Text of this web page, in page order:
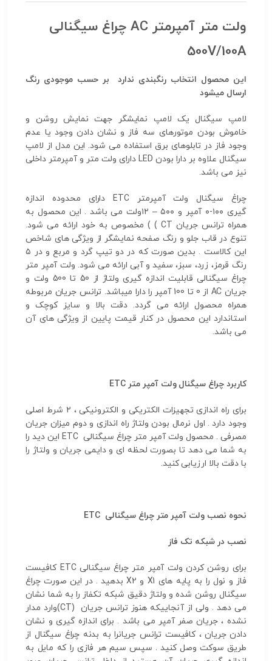
ولت متر آمپرمتر AC چراغ سیگنالی
500V/100A
این محصول انتخاب رنگبندی ندارد بر حسب موجودی رنگ
ارسال میشود
لامپ سیگنال یک لامپ نمایشگر جهت نمایش روشن و
خاموش بودن موتورهای سه فاز و نشان دادن وجود یا عدم
وجود فاز در تابلوهای برق استفاده می شود. این مدل از لامپ
سیگنال علاوه بر دارا بودن LED دارای ولت متر و آمپرمتر داخلی
نیز می باشد.
چراغ سیگنال ولت آمپرمتر ETC دارای محدوده اندازه
گیری ۱۰۰-۰ آمپر و ۵۰۰ – ۱۲ولت می باشد . این محصول به
همراه ترانس جریان CT ) ) مخصوص به خود ارائه می شود.
تنوع در قاب جلو و رنگ صفحه نمایشگر از ویژگی های شاخص
این کالاست . بدین صورت که در دو تیپ گرد و مربع و در ۵
رنگ قرمز، زرد، سبز، سفید و آبی ارائه می شود. ولت آمپر متر
چراغ سیگنالی قابلیت اندازه گیری ولتاژ از 50 تا 500 ولت و
جریان AC از 0 تا 100 آمپر را دارا میباشد. ترانس جریان مربوطه
همراه محصول ارائه می گردد. دقت بالا و سایز کوچک و
استاندارد این محصول در کنار قیمت پایین از ویژگی های آن
می باشد.
کاربرد چراغ سیگنال ولت آمپر متر ETC
برای راه اندازی تجهیزات الکتریکی و الکترونیکی ، ۲ شرط اصلی
وجود دارد . اول نرمال بودن ولتاژ راه اندازی و دوم میزان جریان
مصرفی . محصول ولت آمپر متر چراغ سیگنالی ETC این دید را
به شما می دهد تا بصورت لحظه ای و دایمی جریان و ولتاژ را
با دقت بالا ارزیابی کنید.
نحوه نصب ولت آمپر متر چراغ سیگنالی ETC
نصب در شبکه تک فاز
برای روشن کردن ولت آمپر متر چراغ سیگنالی ETC کافیست
فاز و نول را به پایه های X1 و X2 بدهید . در این صورت چراغ
سیگنال روشن شده و ولتاژ دقیق شبکه تکفاز را به شما نشان
می دهد . ولی از آنجاییکه هنوز ترانس جریان (CT)وارد مدار
نشده ، جریان صفر آمپر می باشد . برای اندازه گیری و نشان
دادن جریان ، کافیست ترانس جریانرا به بدنه چراغ سیگنال از
طریق سوکت وصل کنید . سپس سیم هر فازی را که مایل به